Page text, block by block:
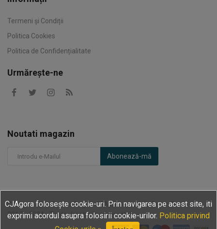
Termeni și Condiții
Politica Cookies
Politica de Confidențialitate
Urmărește-ne
Noutati magazin
Abonează-mă
CJAgora (Țîru Andrei Angel - PFA) | Drepturi de Autor ©
2017⇌2024 - Toate drepturile rezervate!
CJAgora folosește cookie-uri. Prin navigarea pe acest site, iti
exprimi acordul asupra folosirii cookie-urilor. Politica privind